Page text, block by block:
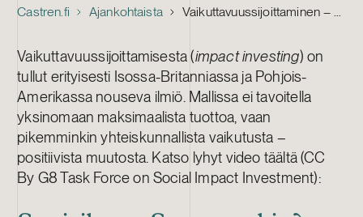
Castren.fi Ajankohtaista Vaikuttavuussijoittaminen – yksityisellä rahalla yhteistä hyvää
Vaikuttavuussijoittamisesta (impact investing) on
tullut erityisesti Isossa-Britanniassa ja Pohjois-
Amerikassa nouseva ilmiö. Mallissa ei tavoitella
yksinomaan maksimaalista tuottoa, vaan
pikemminkin yhteiskunnallista vaikutusta –
positiivista muutosta. Katso lyhyt video täältä (CC
By G8 Task Force on Social Impact Investment):